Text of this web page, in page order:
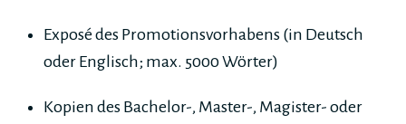
Exposé des Promotionsvorhabens (in Deutsch
oder Englisch; max. 5000 Wörter)
Kopien des Bachelor-, Master-, Magister- oder